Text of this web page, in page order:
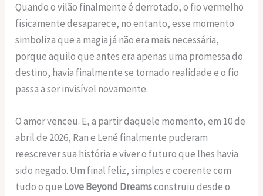
Quando o vilão finalmente é derrotado, o fio vermelho
fisicamente desaparece, no entanto, esse momento
simboliza que a magia já não era mais necessária,
porque aquilo que antes era apenas uma promessa do
destino, havia finalmente se tornado realidade e o fio
passa a ser invisível novamente.
O amor venceu. E, a partir daquele momento, em 10 de
abril de 2026, Ran e Lené finalmente puderam
reescrever sua história e viver o futuro que lhes havia
sido negado. Um final feliz, simples e coerente com
tudo o que Love Beyond Dreamsconstruiu desde o